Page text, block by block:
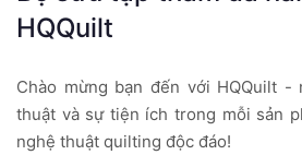
HQQuilt
Chào mừng bạn đến với HQQuilt
thuật và sự tiện ích trong mỗi sản
nghệ thuật quilting độc đáo!